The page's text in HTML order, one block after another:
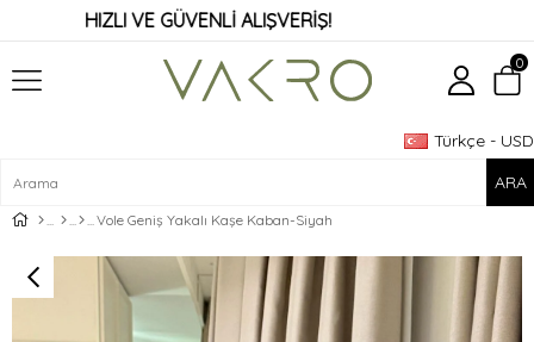
HIZLI VE GÜVENLİ ALIŞVERİŞ!
Türkçe - USD
0
Vole Geniş Yakalı Kaşe Kaban-Siyah